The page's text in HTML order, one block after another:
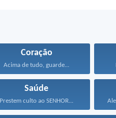
Coração
Acima de tudo, guarde...
Saúde
Prestem culto ao SENHOR...